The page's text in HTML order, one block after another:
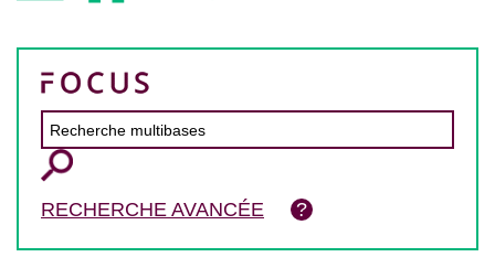
RECHERCHE AVANCÉE